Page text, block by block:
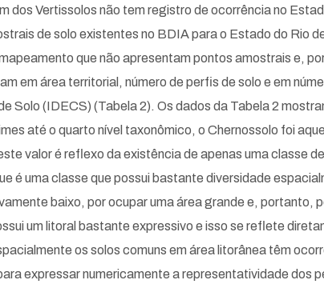
dos Vertissolos não tem registro de ocorrência no
de solo existentes no BDIA para o Estado do Rio
que não apresentam pontos amostrais e,
em área territorial, número de perfis de solo e em
Solo (IDECS) (Tabela 2). Os dados da Tabela 2
até o quarto nível taxonômico, o Chernossolo foi
valor é reflexo da existência de apenas uma classe
é uma classe que possui bastante diversidade
baixo, por ocupar uma área grande e,
um litoral bastante expressivo e isso se reflete
os solos comuns em área litorânea têm
expressar numericamente a representatividade dos